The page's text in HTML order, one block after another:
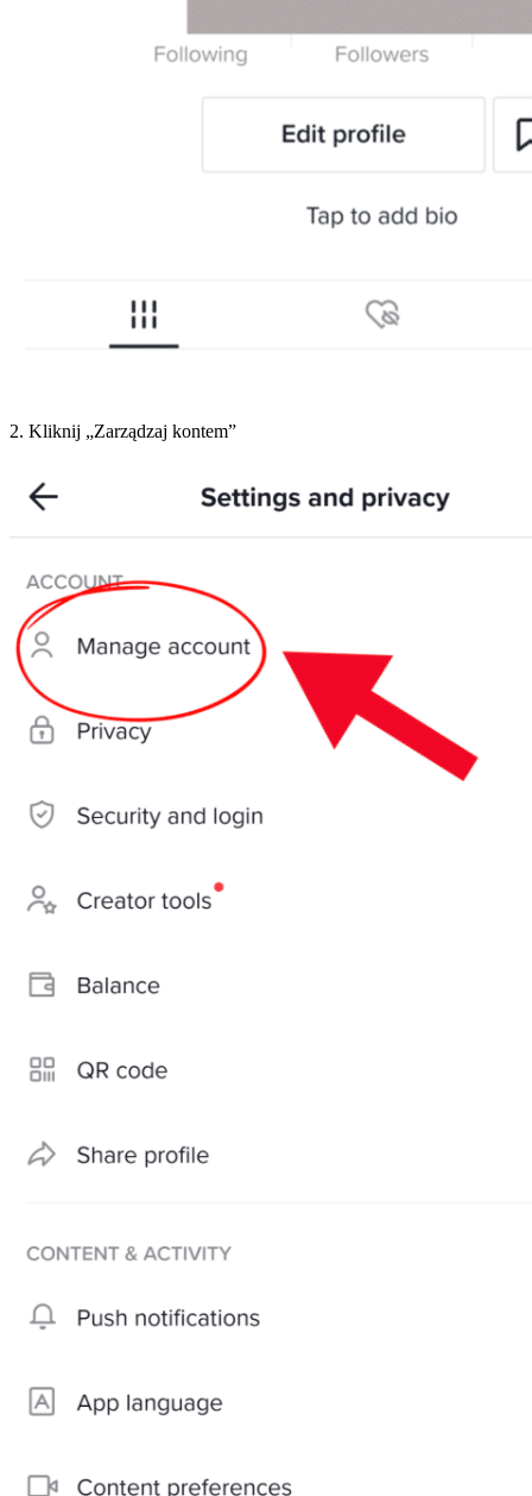
2. Kliknij „Zarządzaj kontem”